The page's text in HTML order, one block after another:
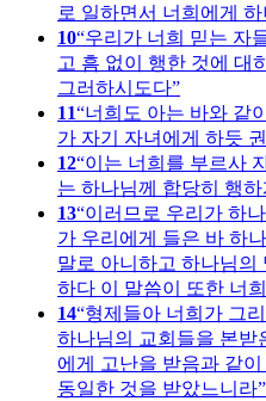
로 일하면서 너희에게
10 우리가 너희 믿는 자
고 흠 없이 행한 것에 대
그러하시도다
11 너희도 아는 바와 같
가 자기 자녀에게 하듯
12 이는 너희를 부르사
는 하나님께 합당히 행
13 이러므로 우리가 하
가 우리에게 들은 바 하
말로 아니하고 하나님의
하다 이 말씀이 또한 너
14 형제들아 너희가 그
하나님의 교회들을 본받
에게 고난을 받음과 같
동일한 것을 받았느니라